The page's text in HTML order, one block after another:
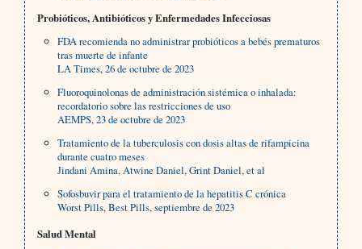
Probióticos, Antibióticos y Enfermedades Infecciosas
FDA recomienda no administrar probióticos a bebés prematuros
tras muerte de infante
LA Times, 26 de octubre de 2023
Fluoroquinolonas de administración sistémica o inhalada:
recordatorio sobre las restricciones de uso
AEMPS, 23 de octubre de 2023
Tratamiento de la tuberculosis con dosis altas de rifampicina
durante cuatro meses
Jindani Amina, Atwine Daniel, Grint Daniel, et al
Sofosbuvir para el tratamiento de la hepatitis C crónica
Worst Pills, Best Pills, septiembre de 2023
Salud Mental